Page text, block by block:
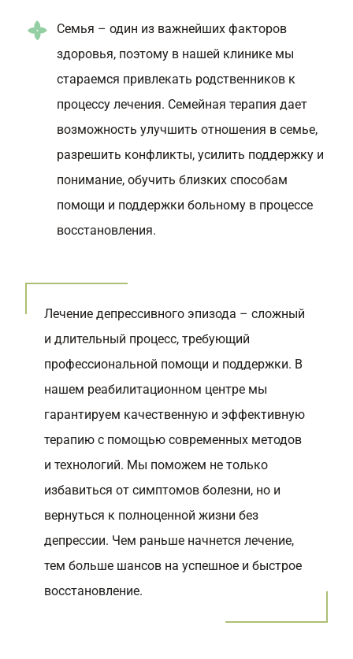
Семья – один из важнейших факторов
здоровья, поэтому в нашей клинике мы
стараемся привлекать родственников к
процессу лечения. Семейная терапия дает
возможность улучшить отношения в семье,
разрешить конфликты, усилить поддержку и
понимание, обучить близких способам
помощи и поддержки больному в процессе
восстановления.
Лечение депрессивного эпизода – сложный
и длительный процесс, требующий
профессиональной помощи и поддержки. В
нашем реабилитационном центре мы
гарантируем качественную и эффективную
терапию с помощью современных методов
и технологий. Мы поможем не только
избавиться от симптомов болезни, но и
вернуться к полноценной жизни без
депрессии. Чем раньше начнется лечение,
тем больше шансов на успешное и быстрое
восстановление.